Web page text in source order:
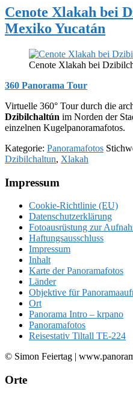
Cenote Xlakah bei
Mexiko Yucatán
Cenote Xlakah bei
360 Panorama Tour
Virtuelle 360° Tour durch die
Dzibilchaltún im Norden der
einzelnen Kugelpanoramafotos.
Kategorie: Panoramafotos
Dzibilchaltun, Xlakah
Footer
Impressum
Cookie-Richtlinie (EU)
Datenschutzerklärung
Fotoausrüstung zur
Haftungsausschluss
Impressum
Inhalt
Karte der Panoramafotos
Länder
Objektive für
Ort
Panorama Intro – krpano
Panoramafotos
Reisestativ Tiltall TE-224
© Simon Feiertag |
Orte